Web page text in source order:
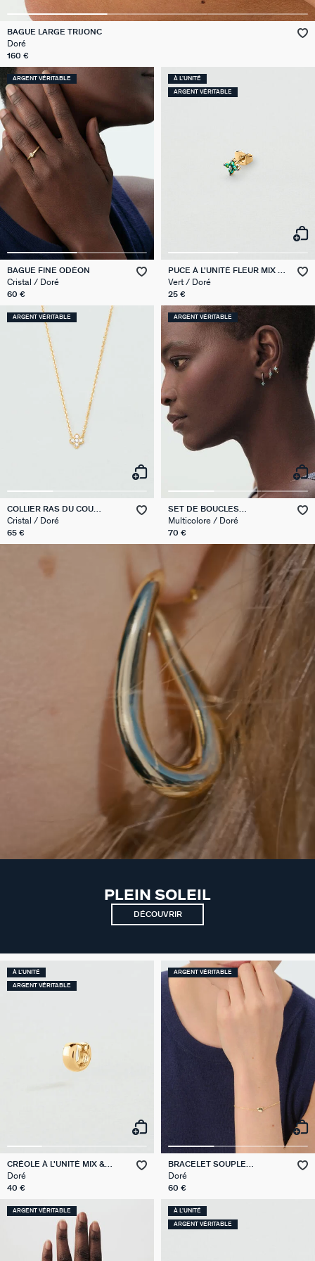
VICTOIRE
GÉNÉRATION AGATHA
SUR LA PEAU
BAGUE LARGE TRIJONC
Doré
160 €
ARGENT VÉRITABLE
BAGUE FINE ODÉON
Cristal / Doré
60 €
À L'UNITÉ
ARGENT VÉRITABLE
PUCE À L'UNITÉ FLEUR MIX &
MATCH
Vert / Doré
25 €
ARGENT VÉRITABLE
COLLIER RAS DU COU
BELOVED
Cristal / Doré
65 €
ARGENT VÉRITABLE
SET DE BOUCLES
D'OREILLES BELOVED MIX &
MATCH
Multicolore / Doré
70 €
PLEIN SOLEIL
DÉCOUVRIR
À L'UNITÉ
ARGENT VÉRITABLE
CRÉOLE À L'UNITÉ MIX &
MATCH
Doré
40 €
ARGENT VÉRITABLE
BRACELET SOUPLE
MONTMARTRE
Doré
60 €
ARGENT VÉRITABLE À L'UNITÉ
ARGENT VÉRITABLE